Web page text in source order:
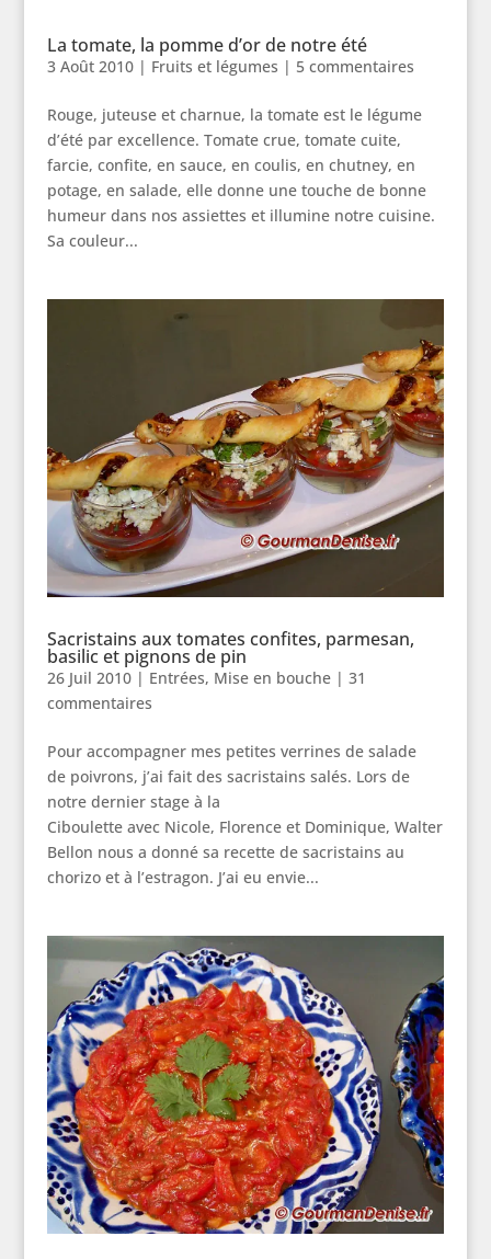
La tomate, la pomme d’or de notre été
3 Août 2010| Fruits et légumes | 5 commentaires
Rouge, juteuse et charnue, la tomate est le légume
d’été par excellence. Tomate crue, tomate cuite,
farcie, confite, en sauce, en coulis, en chutney, en
potage, en salade, elle donne une touche de bonne
humeur dans nos assiettes et illumine notre cuisine.
Sa couleur...
Sacristains aux tomates confites, parmesan,
basilic et pignons de pin
26 Juil 2010| Entrées, Mise en bouche| 31
commentaires
Pour accompagner mes petites verrines de salade
de poivrons, j’ai fait des sacristains salés. Lors de
notre dernier stage à la
Ciboulette avec Nicole, Florence et Dominique, Walter
Bellon nous a donné sa recette de sacristains au
chorizo et à l’estragon. J’ai eu envie...